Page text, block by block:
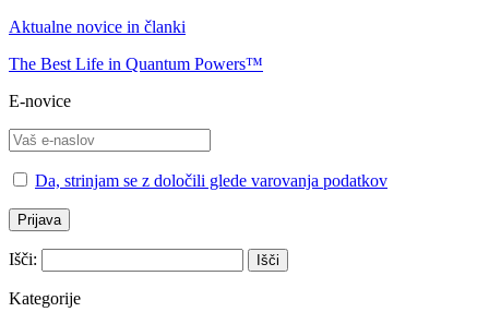
Aktualne novice in članki
The Best Life in Quantum Powers™
E-novice
Da, strinjam se z določili glede varovanja podatkov
Išči:
Kategorije